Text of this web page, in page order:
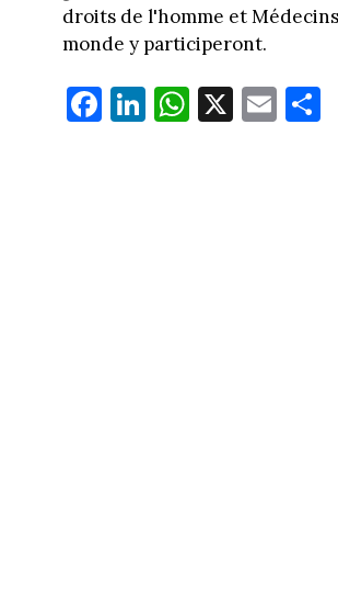
droits de l'homme et
monde y participeront.
Fa
ce
Li
nk
W
ha
X E
m
Pa
rt